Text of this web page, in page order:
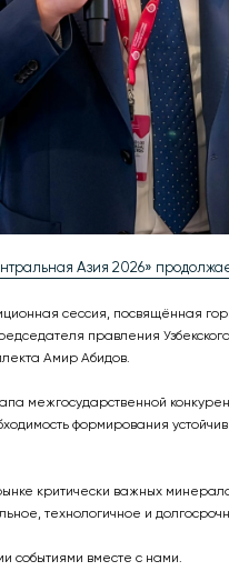
Азия 2026»
сессия, посвящённая
правления
Амир Абидов.
межгосударственной
формирования
критически важных
технологичное и
событиями вместе с нами.